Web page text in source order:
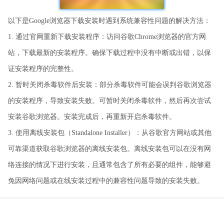
以下是Google浏览器下载安装时遇到系统兼容性问题的解决方法：
1. 通过官网重新下载安装程序：访问谷歌Chrome浏览器的官方网
站，下载最新的安装程序。确保下载过程中没有中断或出错，以保
证安装程序的完整性。
2. 暂时关闭杀毒软件后安装：部分杀毒软件可能会误判谷歌浏览器
的安装程序，导致安装失败。可暂时关闭杀毒软件，然后再次尝试
安装谷歌浏览器。安装完成后，再重新开启杀毒软件。
3. 使用离线安装包（Standalone Installer）：从谷歌官方网站或其他
可靠渠道获取谷歌浏览器的离线安装包。离线安装包可以在没有网
络连接的情况下进行安装，且通常包含了所有必要的组件，能够避
免因网络问题或在线安装过程中的兼容性问题导致的安装失败。